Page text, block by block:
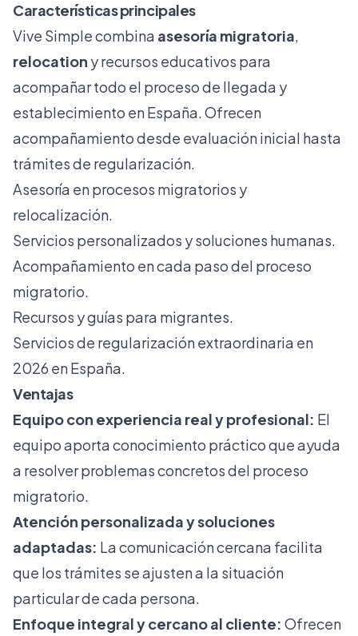
Características principales
Vive Simple combina asesoría migratoria,
relocation y recursos educativos para
acompañar todo el proceso de llegada y
establecimiento en España. Ofrecen
acompañamiento desde evaluación inicial hasta
trámites de regularización.
Asesoría en procesos migratorios y
relocalización.
Servicios personalizados y soluciones humanas.
Acompañamiento en cada paso del proceso
migratorio.
Recursos y guías para migrantes.
Servicios de regularización extraordinaria en
2026 en España.
Ventajas
Equipo con experiencia real y profesional: El
equipo aporta conocimiento práctico que ayuda
a resolver problemas concretos del proceso
migratorio.
Atención personalizada y soluciones
adaptadas: La comunicación cercana facilita
que los trámites se ajusten a la situación
particular de cada persona.
Enfoque integral y cercano al cliente: Ofrecen